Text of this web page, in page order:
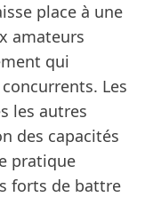
place à une
amateurs
qui
Les
les autres
des capacités
pratique
forts de battre